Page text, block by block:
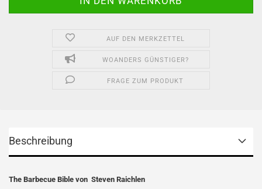
AUF DEN MERKZETTEL
WOANDERS GÜNSTIGER?
FRAGE ZUM PRODUKT
Beschreibung
The Barbecue Bible von Steven Raichlen